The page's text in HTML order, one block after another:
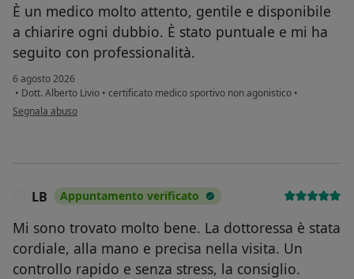
È un medico molto attento, gentile e disponibile
a chiarire ogni dubbio. È stato puntuale e mi ha
seguito con professionalità.
6 agosto 2026
• Dott. Alberto Livio • certificato medico sportivo non agonistico •
secondo l'opinione dell'utente E.A.
Segnala abuso
LB Appuntamento verificato
Mi sono trovato molto bene. La dottoressa è stata
cordiale, alla mano e precisa nella visita. Un
controllo rapido e senza stress, la consiglio.